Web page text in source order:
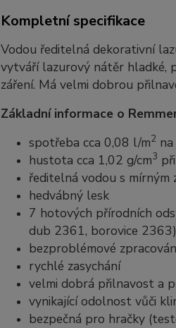
Kompletní specifikace
Vodou ředitelná dekorativní
vytváří lazurový nátěr hladké,
záření. Má velmi dobrou
Základní informace o
spotřeba cca 0,08 l/m2na
hustota cca 1,02 g/cm3
ředitelná vodou s mírným
hedvábný lesk
7 hotových přírodních
dub 2361, borovice 2363)
bezproblémové
rychlé zasychání
velmi dobrá přilnavost a
vynikající odolnost vůči
bezpečná pro hračky